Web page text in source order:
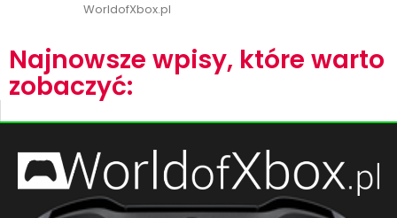
WorldofXbox.pl
Najnowsze wpisy, które warto
zobaczyć: